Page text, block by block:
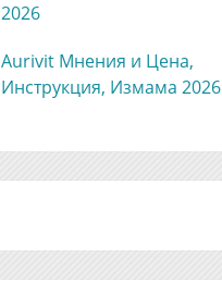
2026
Aurivit Мнения и Цена,
Инструкция, Измама 2026